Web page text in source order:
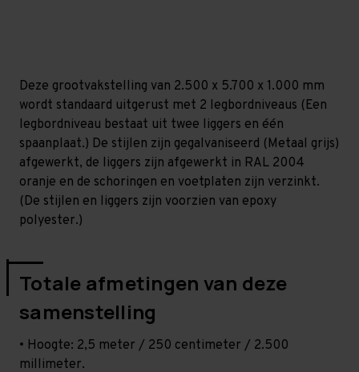
Deze grootvakstelling van 2.500 x 5.700 x 1.000 mm
wordt standaard uitgerust met 2 legbordniveaus (Een
legbordniveau bestaat uit twee liggers en één
spaanplaat.) De stijlen zijn gegalvaniseerd (Metaal grijs)
afgewerkt, de liggers zijn afgewerkt in RAL 2004
oranje en de schoringen en voetplaten zijn verzinkt.
(De stijlen en liggers zijn voorzien van epoxy
polyester.)
Totale afmetingen van deze
samenstelling
• Hoogte: 2,5 meter / 250 centimeter / 2.500
millimeter.